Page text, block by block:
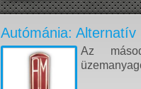
Autómánia: Alternatív
Az